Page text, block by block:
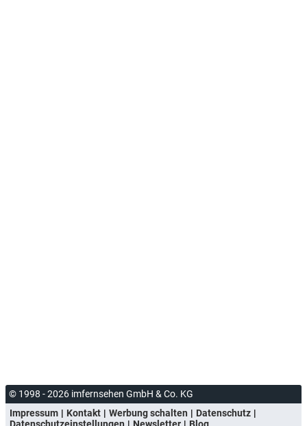
© 1998 - 2026 imfernsehen GmbH & Co. KG
Impressum
Kontakt Werbung schalten
Datenschutz